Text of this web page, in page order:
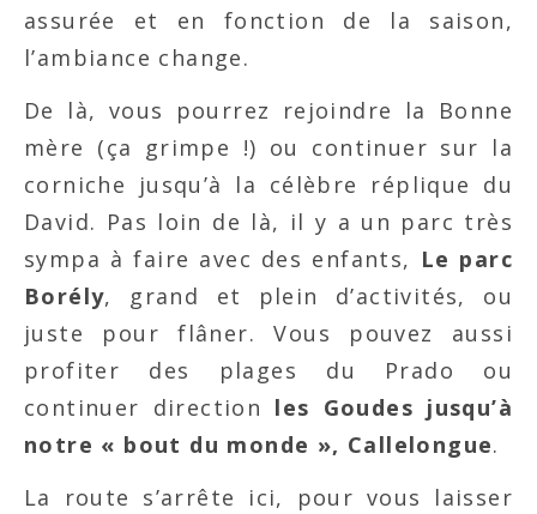
assurée et en fonction de la saison,
l’ambiance change.
De là, vous pourrez rejoindre la Bonne
mère (ça grimpe !) ou continuer sur la
corniche jusqu’à la célèbre réplique du
David. Pas loin de là, il y a un parc très
sympa à faire avec des enfants, Le parc
Borély, grand et plein d’activités, ou
juste pour flâner. Vous pouvez aussi
profiter des plages du Prado ou
continuer direction les Goudes jusqu’à
notre « bout du monde », Callelongue.
La route s’arrête ici, pour vous laisser